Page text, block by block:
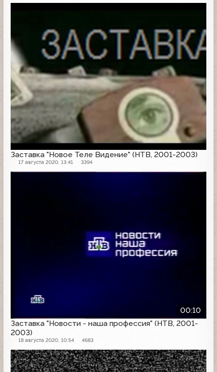
Заставка "Новое Теле Видение" (НТВ, 2001-2003)
17 августа 2020, 13:41 3394
00:10
Заставка "Новости - наша профессия" (НТВ, 2001-
2003)
18 августа 2020, 10:54 4683
Заставка